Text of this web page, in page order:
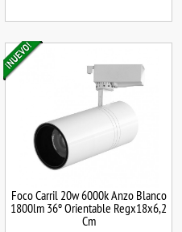
Foco Carril 20w 6000k Anzo Blanco
1800lm 36º Orientable Regx18x6,2
Cm